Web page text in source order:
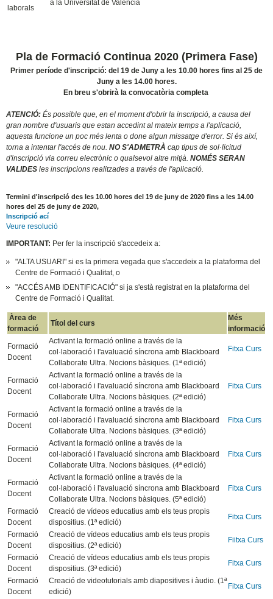
laborals
a la Universitat de València
Pla de Formació Continua 2020 (Primera Fase)
Primer període d'inscripció: del 19 de Juny a les 10.00 hores fins al 25 de
Juny a les 14.00 hores.
En breu s'obrirà la convocatòria completa
ATENCIÓ: És possible que, en el moment d'obrir la inscripció, a causa del
gran nombre d'usuaris que estan accedint al mateix temps a l'aplicació,
aquesta funcione un poc més lenta o done algun missatge d'error. Si és així,
torna a intentar l'accés de nou.NO S'ADMETRÀ cap tipus de sol·licitud
d'inscripció via correu electrònic o qualsevol altre mitjà.NOMÉS SERAN
VALIDES les inscripcions realitzades a través de l'aplicació.
Termini d'inscripció des les 10.00 hores del 19 de juny de 2020 fins a les 14.00
hores del 25 de juny de 2020,
Inscripció ací
Veure resolució
IMPORTANT: Per fer la inscripció s'accedeix a:
"ALTA USUARI" si es la primera vegada que s'accedeix a la plataforma del
Centre de Formació i Qualitat, o
"ACCÉS AMB IDENTIFICACIÓ" si ja s'està registrat en la plataforma del
Centre de Formació i Qualitat.
Àrea de
formació
Títol del curs
Més
informació
Formació
Docent
Activant la formació online a través de la
col·laboració i l'avaluació síncrona amb Blackboard
Collaborate Ultra. Nocions bàsiques. (1ª edició)
Fitxa Curs
Formació
Docent
Activant la formació online a través de la
col·laboració i l'avaluació síncrona amb Blackboard
Collaborate Ultra. Nocions bàsiques. (2ª edició)
Fitxa Curs
Formació
Docent
Activant la formació online a través de la
col·laboració i l'avaluació síncrona amb Blackboard
Collaborate Ultra. Nocions bàsiques. (3ª edició)
Fitxa Curs
Formació
Docent
Activant la formació online a través de la
col·laboració i l'avaluació síncrona amb Blackboard
Collaborate Ultra. Nocions bàsiques. (4ª edició)
Fitxa Curs
Formació
Docent
Activant la formació online a través de la
col·laboració i l'avaluació síncrona amb Blackboard
Collaborate Ultra. Nocions bàsiques. (5ª edició)
Fitxa Curs
Formació
Docent
Creació de vídeos educatius amb els teus propis
dispositius. (1ª edició)
Fitxa Curs
Formació
Docent
Creació de vídeos educatius amb els teus propis
dispositius. (2ª edició)
Fiitxa Curs
Formació
Docent
Creació de vídeos educatius amb els teus propis
dispositius. (3ª edició)
Fitxa Curs
Formació
Docent
Creació de videotutorials amb diapositives i àudio. (1ª
edició)
Fitxa Curs